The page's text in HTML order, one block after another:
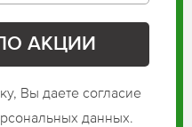
Вы даете согласие
данных.